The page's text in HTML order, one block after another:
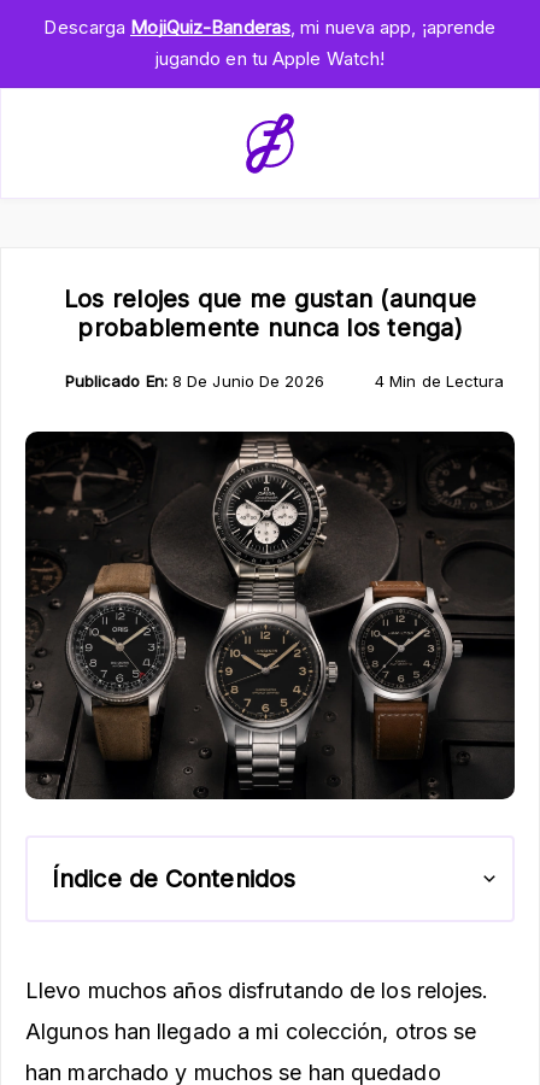
Descarga MojiQuiz-Banderas, mi nueva app, ¡aprende
jugando en tu Apple Watch!
Los relojes que me gustan (aunque
probablemente nunca los tenga)
Publicado En:8 De Junio De 2026 4 Min de Lectura
Índice de Contenidos
Llevo muchos años disfrutando de los relojes.
Algunos han llegado a mi colección, otros se
han marchado y muchos se han quedado